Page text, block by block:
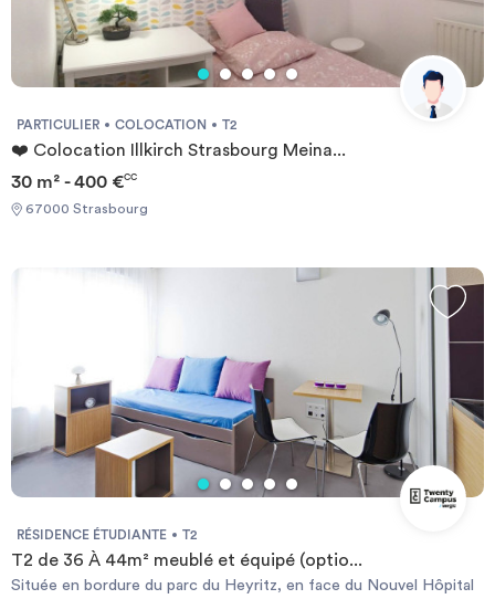
PARTICULIER COLOCATION T2
❤️ Colocation Illkirch Strasbourg Meina...
30 m² - 400 €CC
67000 Strasbourg
RÉSIDENCE ÉTUDIANTE T2
T2 de 36 À 44m² meublé et équipé (optio...
Située en bordure du parc du Heyritz, en face du Nouvel Hôpital